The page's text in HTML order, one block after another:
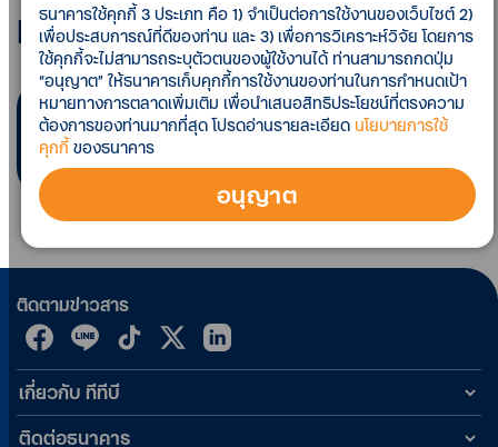
Economic analysis
พบ0รายการ ตามที่คุณค้นหา
ธนาคารใช้คุกกี้ 3 ประเภท คือ 1) จำเป็นต่อการใช้งานของเว็บไซต์ 2)
เพื่อประสบการณ์ที่ดีของท่าน และ 3) เพื่อการวิเคราะห์วิจัย โดยการ
ใช้คุกกี้จะไม่สามารถระบุตัวตนของผู้ใช้งานได้ ท่านสามารถกดปุ่ม
“อนุญาต” ให้ธนาคารเก็บคุกกี้การใช้งานของท่านในการกำหนดเป้า
หมายทางการตลาดเพิ่มเติม เพื่อนำเสนอสิทธิประโยชน์ที่ตรงความ
ต้องการของท่านมากที่สุด โปรดอ่านรายละเอียด นโยบายการใช้
คุกกี้ของธนาคาร
อนุญาต
ติดตามข่าวสาร
เกี่ยวกับ ทีทีบี
ติดต่อธนาคาร